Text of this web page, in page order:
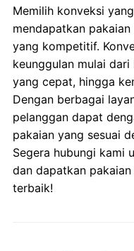
Memilih konveksi
mendapatkan
yang kompetitif.
keunggulan mulai
yang cepat, hingga
Dengan berbagai
pelanggan dapat
pakaian yang sesuai
Segera hubungi kami
dan dapatkan
terbaik!